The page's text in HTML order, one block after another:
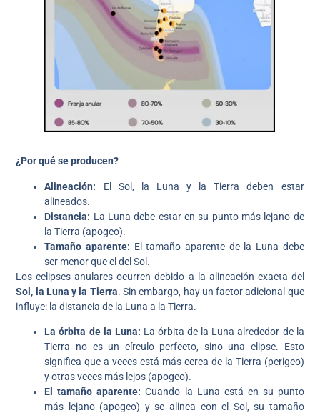
¿Por qué se producen?
Alineación: El Sol, la Luna y la Tierra deben estar
alineados.
Distancia: La Luna debe estar en su punto más lejano de
la Tierra (apogeo).
Tamaño aparente: El tamaño aparente de la Luna debe
ser menor que el del Sol.
Los eclipses anulares ocurren debido a la alineación exacta del
Sol, la Luna y la Tierra. Sin embargo, hay un factor adicional que
influye: la distancia de la Luna a la Tierra.
La órbita de la Luna: La órbita de la Luna alrededor de la
Tierra no es un círculo perfecto, sino una elipse. Esto
significa que a veces está más cerca de la Tierra (perigeo)
y otras veces más lejos (apogeo).
El tamaño aparente: Cuando la Luna está en su punto
más lejano (apogeo) y se alinea con el Sol, su tamaño